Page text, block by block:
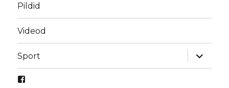
Pildid
Videod
Sport
laienda